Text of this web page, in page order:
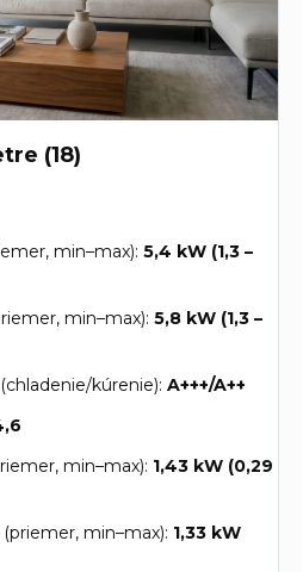
(18)
min–max): 5,4 kW (1,3 –
min–max): 5,8 kW (1,3 –
kúrenie): A+++/A++
min–max): 1,43 kW (0,29
min–max): 1,33 kW